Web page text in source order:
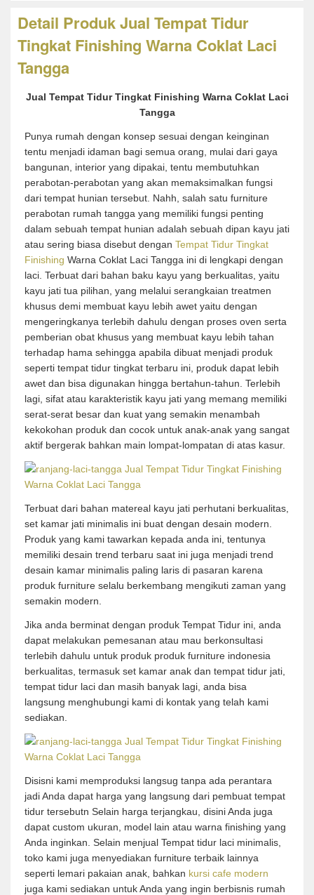
Detail Produk Jual Tempat Tidur
Tingkat Finishing Warna Coklat Laci
Tangga
Jual Tempat Tidur Tingkat Finishing Warna Coklat Laci
Tangga
Punya rumah dengan konsep sesuai dengan keinginan
tentu menjadi idaman bagi semua orang, mulai dari gaya
bangunan, interior yang dipakai, tentu membutuhkan
perabotan-perabotan yang akan memaksimalkan fungsi
dari tempat hunian tersebut. Nahh, salah satu furniture
perabotan rumah tangga yang memiliki fungsi penting
dalam sebuah tempat hunian adalah sebuah dipan kayu jati
atau sering biasa disebut dengan Tempat Tidur Tingkat
Finishing Warna Coklat Laci Tangga ini di lengkapi dengan
laci. Terbuat dari bahan baku kayu yang berkualitas, yaitu
kayu jati tua pilihan, yang melalui serangkaian treatmen
khusus demi membuat kayu lebih awet yaitu dengan
mengeringkanya terlebih dahulu dengan proses oven serta
pemberian obat khusus yang membuat kayu lebih tahan
terhadap hama sehingga apabila dibuat menjadi produk
seperti tempat tidur tingkat terbaru ini, produk dapat lebih
awet dan bisa digunakan hingga bertahun-tahun. Terlebih
lagi, sifat atau karakteristik kayu jati yang memang memiliki
serat-serat besar dan kuat yang semakin menambah
kekokohan produk dan cocok untuk anak-anak yang sangat
aktif bergerak bahkan main lompat-lompatan di atas kasur.
Terbuat dari bahan matereal kayu jati perhutani berkualitas,
set kamar jati minimalis ini buat dengan desain modern.
Produk yang kami tawarkan kepada anda ini, tentunya
memiliki desain trend terbaru saat ini juga menjadi trend
desain kamar minimalis paling laris di pasaran karena
produk furniture selalu berkembang mengikuti zaman yang
semakin modern.
Jika anda berminat dengan produk Tempat Tidur ini, anda
dapat melakukan pemesanan atau mau berkonsultasi
terlebih dahulu untuk produk produk furniture indonesia
berkualitas, termasuk set kamar anak dan tempat tidur jati,
tempat tidur laci dan masih banyak lagi, anda bisa
langsung menghubungi kami di kontak yang telah kami
sediakan.
Disisni kami memproduksi langsug tanpa ada perantara
jadi Anda dapat harga yang langsung dari pembuat tempat
tidur tersebutn Selain harga terjangkau, disini Anda juga
dapat custom ukuran, model lain atau warna finishing yang
Anda inginkan. Selain menjual Tempat tidur laci minimalis,
toko kami juga menyediakan furniture terbaik lainnya
seperti lemari pakaian anak, bahkan kursi cafe modern
juga kami sediakan untuk Anda yang ingin berbisnis rumah